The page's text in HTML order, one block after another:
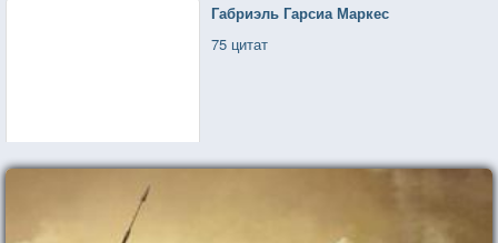
Габриэль Гарсиа Маркес
75 цитат